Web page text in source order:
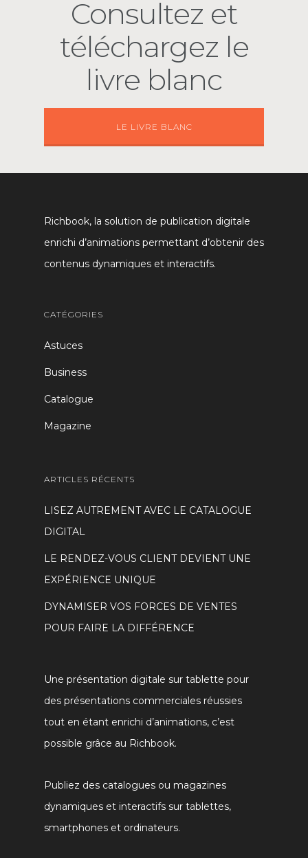
Consultez et
téléchargez le
livre blanc
LE LIVRE BLANC
Richbook, la solution de publication digitale
enrichi d’animations permettant d’obtenir des
contenus dynamiques et interactifs.
CATÉGORIES
Astuces
Business
Catalogue
Magazine
ARTICLES RÉCENTS
LISEZ AUTREMENT AVEC LE CATALOGUE
DIGITAL
LE RENDEZ-VOUS CLIENT DEVIENT UNE
EXPÉRIENCE UNIQUE
DYNAMISER VOS FORCES DE VENTES
POUR FAIRE LA DIFFÉRENCE
Une présentation digitale sur tablette pour
des présentations commerciales réussies
tout en étant enrichi d’animations, c’est
possible grâce au Richbook.
Publiez des catalogues ou magazines
dynamiques et interactifs sur tablettes,
smartphones et ordinateurs.